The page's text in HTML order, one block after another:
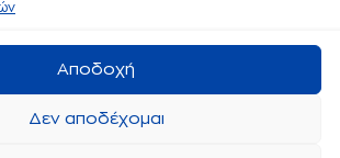
Αποδοχή
Δεν αποδέχομαι